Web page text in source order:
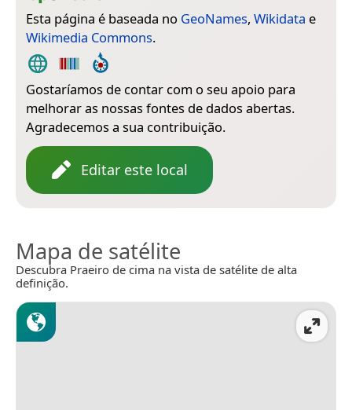
Esta página é baseada no GeoNames, Wikidata e
Wikimedia Commons.
Gostaríamos de contar com o seu apoio para
melhorar as nossas fontes de dados abertas.
Agradecemos a sua contribuição.
Editar este local
Mapa de satélite
Descubra Praeiro de cima na vista de satélite de alta
definição.